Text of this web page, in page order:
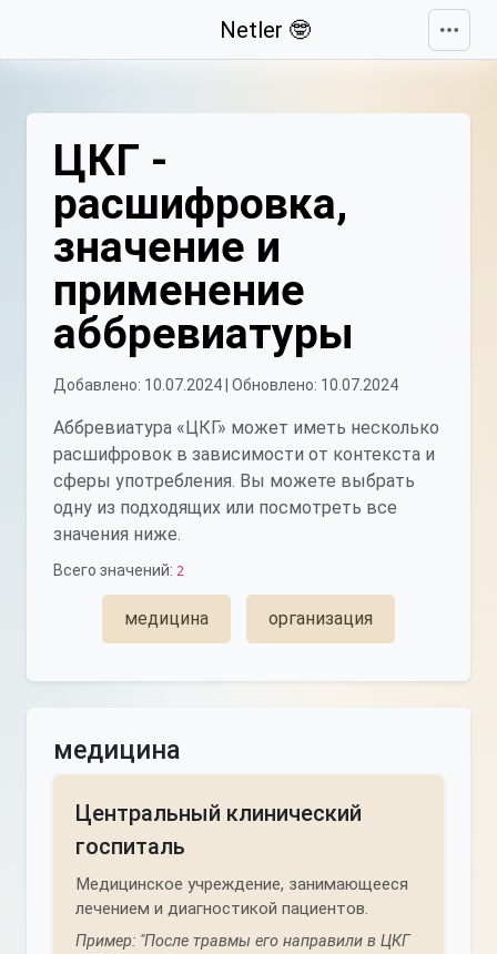
Netler 🤓
ЦКГ -
расшифровка,
значение и
применение
аббревиатуры
Добавлено: 10.07.2024 | Обновлено: 10.07.2024
Аббревиатура «ЦКГ» может иметь несколько
расшифровок в зависимости от контекста и
сферы употребления. Вы можете выбрать
одну из подходящих или посмотреть все
значения ниже.
Всего значений: 2
медицинa организация
медицинa
Центральный клинический
госпиталь
Медицинское учреждение, занимающееся
лечением и диагностикой пациентов.
Пример: "После травмы его направили в ЦКГ